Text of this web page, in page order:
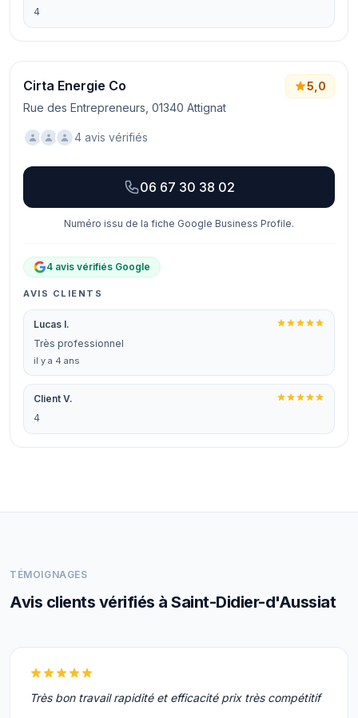
4
Cirta Energie Co
Rue des Entrepreneurs, 01340 Attignat
5,0
4 avis vérifiés
06 67 30 38 02
Numéro issu de la fiche Google Business Profile.
4 avis vérifiés Google
AVIS CLIENTS
Lucas I.
Très professionnel
il y a 4 ans
Client V.
4
TÉMOIGNAGES
Avis clients vérifiés à Saint-Didier-d'Aussiat
Très bon travail rapidité et efficacité prix très compétitif